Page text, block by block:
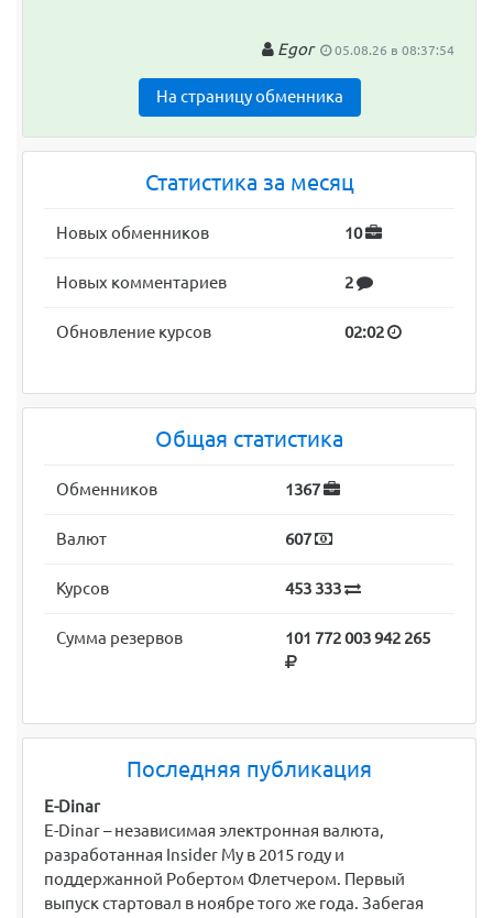
Egor 05.08.26 в 08:37:54
На страницу обменника
Статистика за месяц
Новых обменников 10
Новых комментариев 2
Обновление курсов 02:02
Общая статистика
Обменников 1367
Валют 607
Курсов 453 333
Сумма резервов 101 772 003 942 265
Последняя публикация
E-Dinar
E-Dinar – независимая электронная валюта,
разработанная Insider My в 2015 году и
поддержанной Робертом Флетчером. Первый
выпуск стартовал в ноябре того же года. Забегая